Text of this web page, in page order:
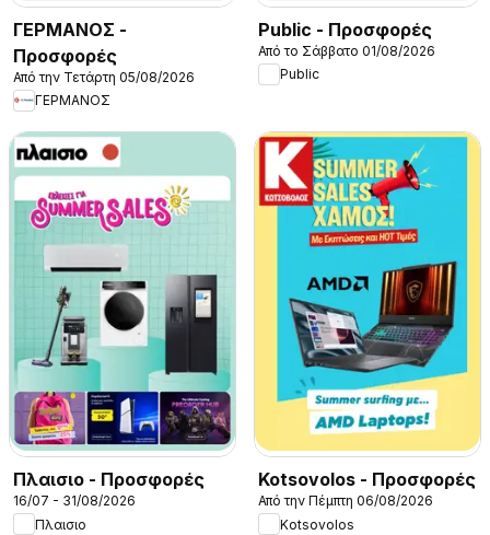
ΓΕΡΜΑΝΟΣ -
Προσφορές
Από την Τετάρτη 05/08/2026
ΓΕΡΜΑΝΟΣ
Public - Προσφορές
Από το Σάββατο 01/08/2026
Public
Πλαισιο - Προσφορές
16/07 - 31/08/2026
Πλαισιο
Kotsovolos - Προσφορές
Από την Πέμπτη 06/08/2026
Kotsovolos